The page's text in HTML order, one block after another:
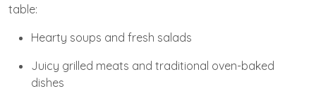
table:
Hearty soups and fresh salads
Juicy grilled meats and traditional oven-baked
dishes